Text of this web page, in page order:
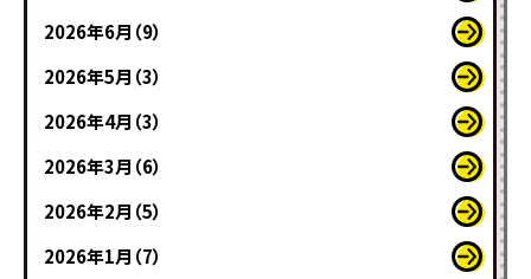
2026年6月（9）
2026年5月（3）
2026年4月（3）
2026年3月（6）
2026年2月（5）
2026年1月（7）